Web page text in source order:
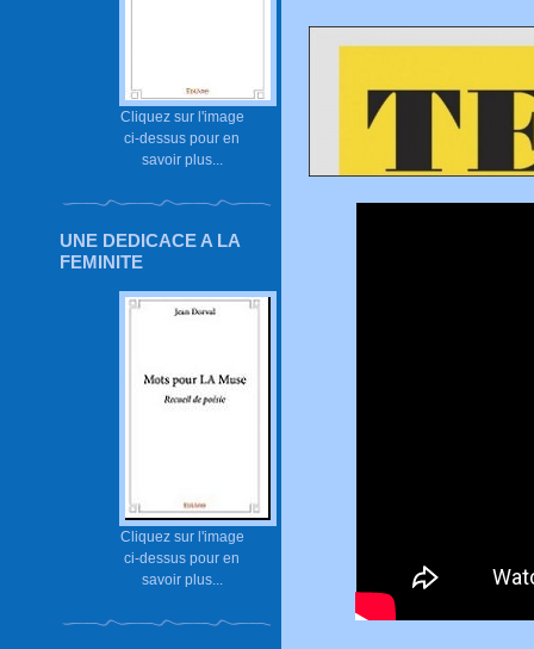
Cliquez sur l'image
ci-dessus pour en
savoir plus...
UNE DEDICACE A LA
FEMINITE
Cliquez sur l'image
ci-dessus pour en
savoir plus...